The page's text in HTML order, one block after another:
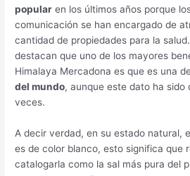
popular en los últimos años porque
comunicación se han encargado de
cantidad de propiedades para la
destacan que uno de los mayores
Himalaya Mercadona es que es una
del mundo, aunque este dato ha
veces.
A decir verdad, en su estado natural,
es de color blanco, esto significa que
catalogarla como la sal más pura del